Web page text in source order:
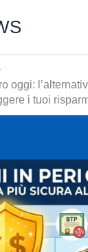
oggi:
i tuoi